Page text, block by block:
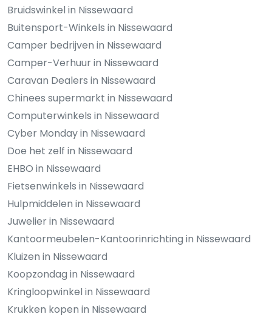
Bruidswinkel in Nissewaard
Buitensport-Winkels in Nissewaard
Camper bedrijven in Nissewaard
Camper-Verhuur in Nissewaard
Caravan Dealers in Nissewaard
Chinees supermarkt in Nissewaard
Computerwinkels in Nissewaard
Cyber Monday in Nissewaard
Doe het zelf in Nissewaard
EHBO in Nissewaard
Fietsenwinkels in Nissewaard
Hulpmiddelen in Nissewaard
Juwelier in Nissewaard
Kantoormeubelen-Kantoorinrichting in Nissewaard
Kluizen in Nissewaard
Koopzondag in Nissewaard
Kringloopwinkel in Nissewaard
Krukken kopen in Nissewaard